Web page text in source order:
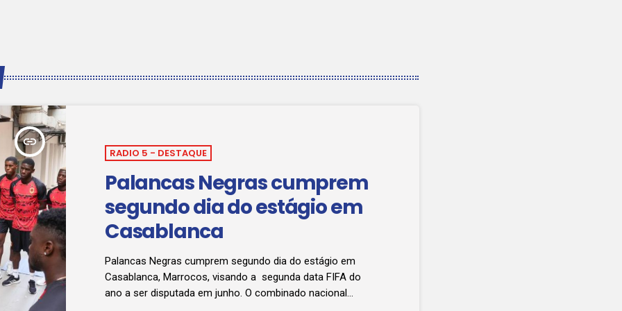
insert_link
RADIO 5 - DESTAQUE
Palancas Negras cumprem
segundo dia do estágio em
Casablanca
Palancas Negras cumprem segundo dia do estágio em
Casablanca, Marrocos, visando a segunda data FIFA do
ano a ser disputada em junho. O combinado nacional